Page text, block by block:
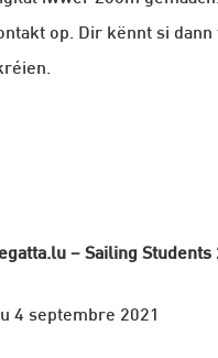
op. Dir kënnt si
– Sailing Students
4 septembre 2021